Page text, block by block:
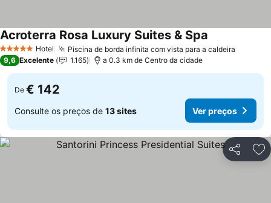
5 Estrelas Hotel Piscina de borda infinita com vista para a caldeira
Acroterra Rosa Luxury Suites & Spa
9,6 Excelente 1.165 a 0.3 km de Centro da cidade
De € 142
Consulte os preços de 13 sites Ver preços
Partilhar